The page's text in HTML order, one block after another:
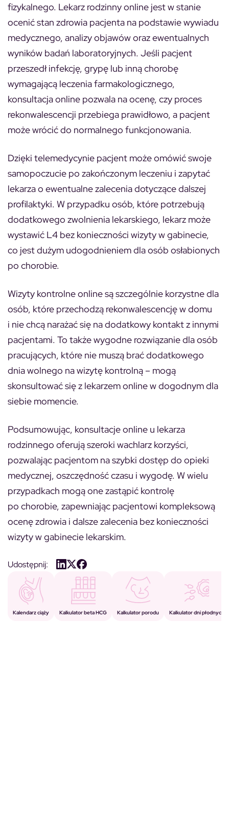
fizykalnego. Lekarz rodzinny online jest w stanie
ocenić stan zdrowia pacjenta na podstawie wywiadu
medycznego, analizy objawów oraz ewentualnych
wyników badań laboratoryjnych. Jeśli pacjent
przeszedł infekcję, grypę lub inną chorobę
wymagającą leczenia farmakologicznego,
konsultacja online pozwala na ocenę, czy proces
rekonwalescencji przebiega prawidłowo, a pacjent
może wrócić do normalnego funkcjonowania.
Dzięki telemedycynie pacjent może omówić swoje
samopoczucie po zakończonym leczeniu i zapytać
lekarza o ewentualne zalecenia dotyczące dalszej
profilaktyki. W przypadku osób, które potrzebują
dodatkowego zwolnienia lekarskiego, lekarz może
wystawić L4 bez konieczności wizyty w gabinecie,
co jest dużym udogodnieniem dla osób osłabionych
po chorobie.
Wizyty kontrolne online są szczególnie korzystne dla
osób, które przechodzą rekonwalescencję w domu
i nie chcą narażać się na dodatkowy kontakt z innymi
pacjentami. To także wygodne rozwiązanie dla osób
pracujących, które nie muszą brać dodatkowego
dnia wolnego na wizytę kontrolną – mogą
skonsultować się z lekarzem online w dogodnym dla
siebie momencie.
Podsumowując, konsultacje online u lekarza
rodzinnego oferują szeroki wachlarz korzyści,
pozwalając pacjentom na szybki dostęp do opieki
medycznej, oszczędność czasu i wygodę. W wielu
przypadkach mogą one zastąpić kontrolę
po chorobie, zapewniając pacjentowi kompleksową
ocenę zdrowia i dalsze zalecenia bez konieczności
wizyty w gabinecie lekarskim.
Udostępnij:
Kalendarz ciąży Kalkulator beta HCG Kalkulator porodu Kalkulator dni płodnych